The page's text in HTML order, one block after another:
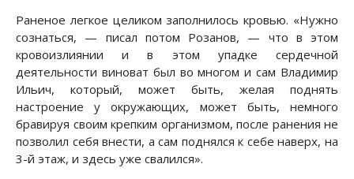
Раненое легкое целиком заполнилось кровью. «Нужно
сознаться, — писал потом Розанов, — что в этом
кровоизлиянии и в этом упадке сердечной
деятельности виноват был во многом и сам Владимир
Ильич, который, может быть, желая поднять
настроение у окружающих, может быть, немного
бравируя своим крепким организмом, после ранения не
позволил себя внести, а сам поднялся к себе наверх, на
3-й этаж, и здесь уже свалился».